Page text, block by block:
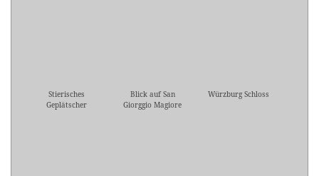
Stierisches
Geplätscher
Blick auf San
Giorggio Magiore
Würzburg Schloss